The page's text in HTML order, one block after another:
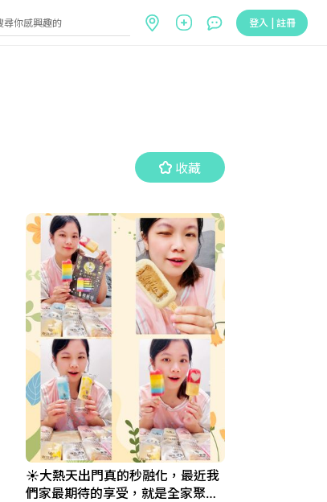
登入 | 註冊
收藏
收藏
☀️大熱天出門真的秒融化，最近我
們家最期待的享受，就是全家聚在